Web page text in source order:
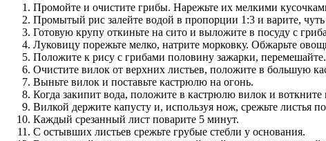
Промойте и очистите грибы. Нарежьте их мелкими
Промытый рис залейте водой в пропорции 1:3 и варите,
Готовую крупу откиньте на сито и выложите в посуду с
Луковицу порежьте мелко, натрите морковку. Обжарьте
Положите к рису с грибами половину зажарки, перемешайте.
Очистите вилок от верхних листьев, положите в большую
Выньте вилок и поставьте кастрюлю на огонь.
Когда закипит вода, положите в кастрюлю вилок и воткните
Вилкой держите капусту и, используя нож, срежьте листья
Каждый срезанный лист поварите 5 минут.
С остывших листьев срежьте грубые стебли у основания.